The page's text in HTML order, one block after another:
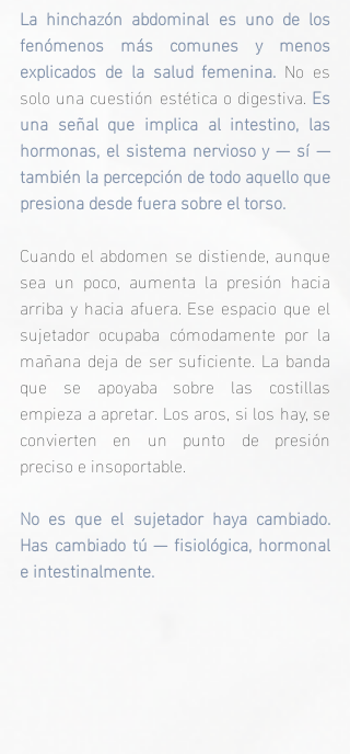
La hinchazón abdominal es uno de los
fenómenos más comunes y menos
explicados de la salud femenina. No es
solo una cuestión estética o digestiva. Es
una señal que implica al intestino, las
hormonas, el sistema nervioso y — sí —
también la percepción de todo aquello que
presiona desde fuera sobre el torso.
Cuando el abdomen se distiende, aunque
sea un poco, aumenta la presión hacia
arriba y hacia afuera. Ese espacio que el
sujetador ocupaba cómodamente por la
mañana deja de ser suficiente. La banda
que se apoyaba sobre las costillas
empieza a apretar. Los aros, si los hay, se
convierten en un punto de presión
preciso e insoportable.
No es que el sujetador haya cambiado.
Has cambiado tú — fisiológica, hormonal
e intestinalmente.